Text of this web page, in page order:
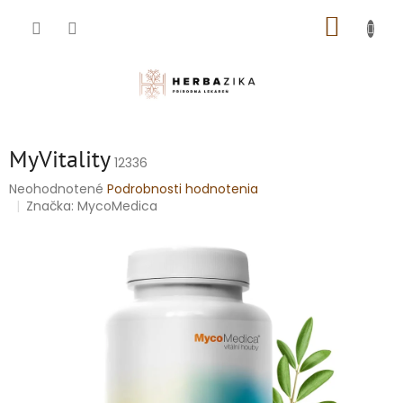
MyVitality 12336
Priemerné
hodnotenie
Neohodnotené Podrobnosti hodnotenia
Značka:MycoMedica